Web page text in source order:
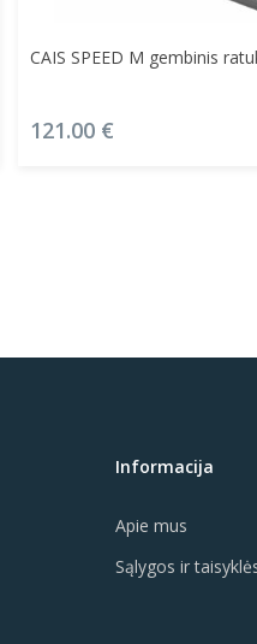
Į Krepšelį
CAIS SPEED M gembinis
121.00 €
Informacija
Apie mus
Sąlygos ir